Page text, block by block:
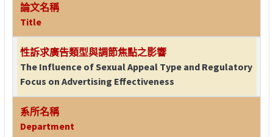
論文名稱
Title
性訴求廣告類型與調節焦點之影響
The Influence of Sexual Appeal Type and Regulatory
Focus on Advertising Effectiveness
系所名稱
Department